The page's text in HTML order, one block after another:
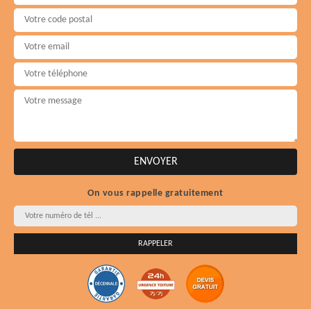
On vous rappelle gratuitement